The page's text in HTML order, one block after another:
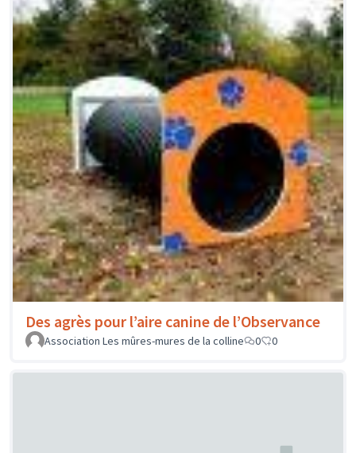
Des agrès pour l’aire canine de l’Observance
Association Les mûres-mures de la colline 0 0